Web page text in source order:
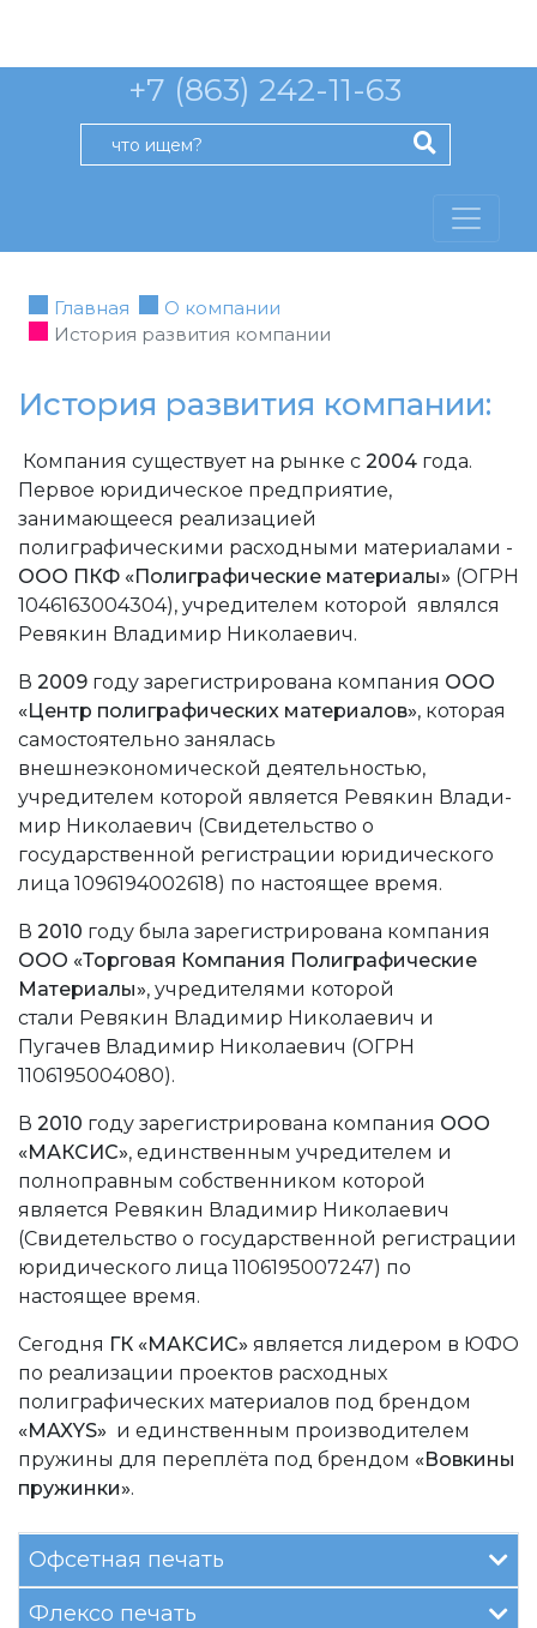
+7 (863) 242-11-63
Главная
О компании
История развития компании
История развития компании:
Компания существует на рынке с 2004 го­да.
Первое юридическ­ое предприятие,
занимающееся реализацией
полиграфическими расходными материалами -
ООО ПКФ «Полиграфичес­кие материалы» (ОГРН
1046163004304), учре­дителем которой являлся
Ревякин Влади­мир Николаевич.
В 2009 году зарегистрирована компания ООО
«Центр полиграфических материалов», которая
самостоятельно занялась
внешнеэкономической деятельностью,
учредителем которой является Ревякин Влади­
мир Николаевич (Cвидетельство о
государственной регистрации юридического
лица 1096194002618) по настоящее время.
В 2010 году была зарегистрирована компания
ООО «Торговая Компания Полиграфические
Материалы», учредителями которой
стали Ревякин Владимир Николаевич и
Пугачев Владимир Николаевич (ОГРН
1106195004080).
В 2010 году зарегистрирована компания ООО
«МАКСИС», единственным учредителем и
полноправным собственником которой
является Ревякин Владимир Николаевич
(Cвидетельство о государственной регистрации
юридического лица 1106195007247) по
настоящее время.
Сегодня ГК «МАКСИС» является лидером в ЮФО
по реализации проектов расходных
полиграфических материалов под брендом
«MAXYS» и единственным производителем
пружины для переплёта под брендом «Вовкины
пру­жинки».
Офсетная печать
Флексо печать